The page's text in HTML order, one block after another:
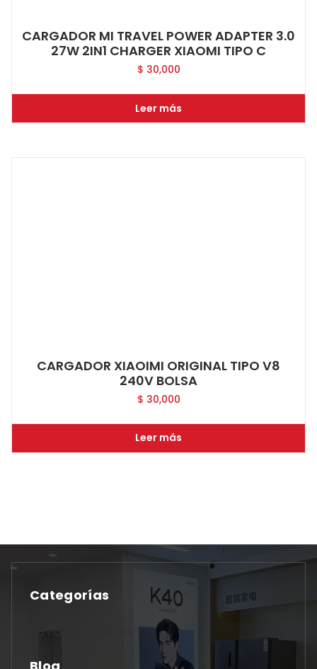
CARGADOR MI TRAVEL POWER ADAPTER 3.0
27W 2IN1 CHARGER XIAOMI TIPO C
$ 30,000
Leer más
CARGADOR XIAOIMI ORIGINAL TIPO V8
240V BOLSA
$ 30,000
Leer más
Categorías
No hay categorías